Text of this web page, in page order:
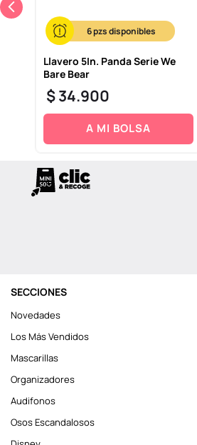
6
Llavero 5In. Panda Serie We
Bare Bear
$34.900
A MI BOLSA
SECCIONES
Novedades
Los Más Vendidos
Mascarillas
Organizadores
Audifonos
Osos Escandalosos